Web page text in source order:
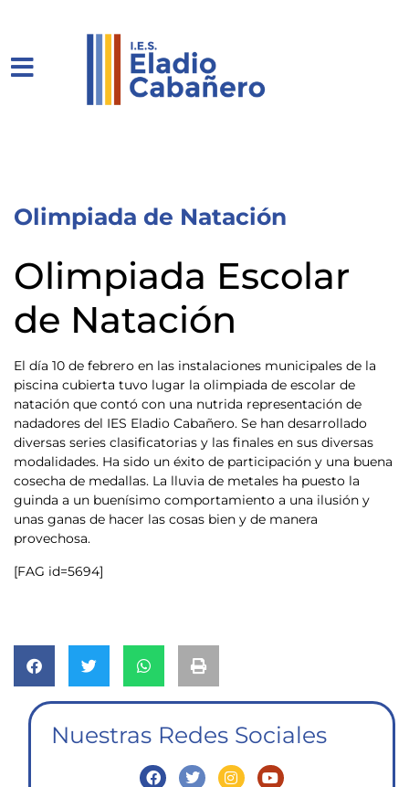
Olimpiada de Natación
Olimpiada Escolar
de Natación
El día 10 de febrero en las instalaciones municipales de la
piscina cubierta tuvo lugar la olimpiada de escolar de
natación que contó con una nutrida representación de
nadadores del IES Eladio Cabañero. Se han desarrollado
diversas series clasificatorias y las finales en sus diversas
modalidades. Ha sido un éxito de participación y una buena
cosecha de medallas. La lluvia de metales ha puesto la
guinda a un buenísimo comportamiento a una ilusión y
unas ganas de hacer las cosas bien y de manera
provechosa.
[FAG id=5694]
Nuestras Redes Sociales